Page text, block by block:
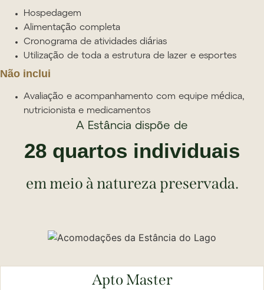
Hospedagem
Alimentação completa
Cronograma de atividades diárias
Utilização de toda a estrutura de lazer e esportes
Não inclui
Avaliação e acompanhamento com equipe médica,
nutricionista e medicamentos
A Estância dispõe de
28 quartos individuais
em meio à natureza preservada.
Apto Master